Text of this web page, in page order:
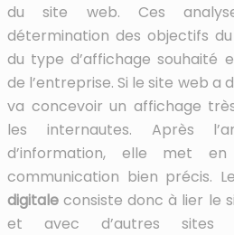
du site web. Ces
détermination des objectifs
du type d’affichage souhaité
de l’entreprise. Si le site web a
va concevoir un affichage
les internautes. Après
d’information, elle met
communication bien précis.
digitale consiste donc à lier le
et avec d’autres sites